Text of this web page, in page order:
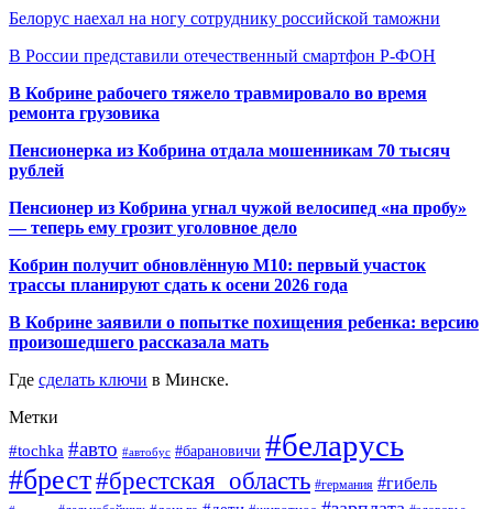
Белорус наехал на ногу сотруднику российской таможни
В России представили отечественный смартфон Р-ФОН
В Кобрине рабочего тяжело травмировало во время
ремонта грузовика
Пенсионерка из Кобрина отдала мошенникам 70 тысяч
рублей
Пенсионер из Кобрина угнал чужой велосипед «на пробу»
— теперь ему грозит уголовное дело
Кобрин получит обновлённую М10: первый участок
трассы планируют сдать к осени 2026 года
В Кобрине заявили о попытке похищения ребенка: версию
произошедшего рассказала мать
Где сделать ключи в Минске.
Метки
#tochka #авто #автобус #барановичи #беларусь
#брест#брестская_область #германия #гибель